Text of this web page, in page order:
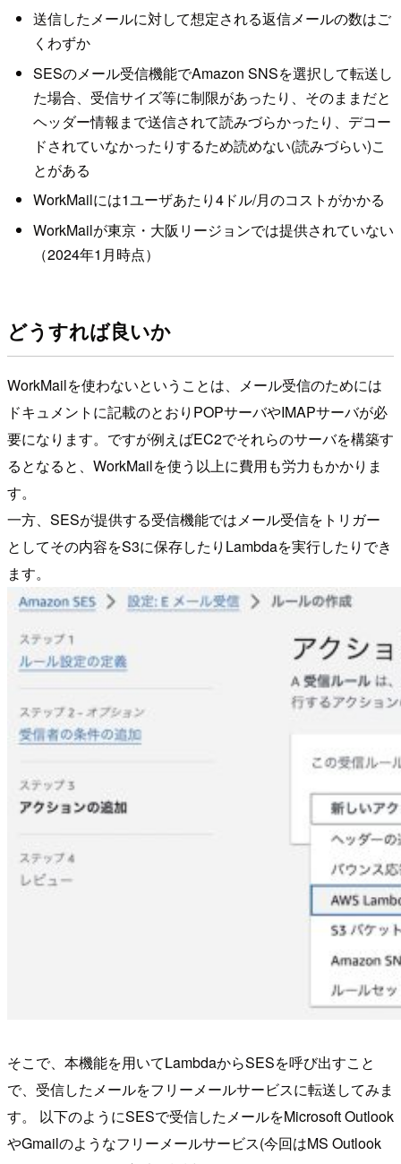
送信したメールに対して想定される返信メールの数はご
くわずか
SESのメール受信機能でAmazon SNSを選択して転送し
た場合、受信サイズ等に制限があったり、そのままだと
ヘッダー情報まで送信されて読みづらかったり、デコー
ドされていなかったりするため読めない(読みづらい)こ
とがある
WorkMailには1ユーザあたり4ドル/月のコストがかかる
WorkMailが東京・大阪リージョンでは提供されていない
（2024年1月時点）
どうすれば良いか
WorkMailを使わないということは、メール受信のためには
ドキュメントに記載のとおりPOPサーバやIMAPサーバが必
要になります。ですが例えばEC2でそれらのサーバを構築す
るとなると、WorkMailを使う以上に費用も労力もかかりま
す。
一方、SESが提供する受信機能ではメール受信をトリガー
としてその内容をS3に保存したりLambdaを実行したりでき
ます。
そこで、本機能を用いてLambdaからSESを呼び出すこと
で、受信したメールをフリーメールサービスに転送してみま
す。 以下のようにSESで受信したメールをMicrosoft Outlook
やGmailのようなフリーメールサービス(今回はMS Outlook